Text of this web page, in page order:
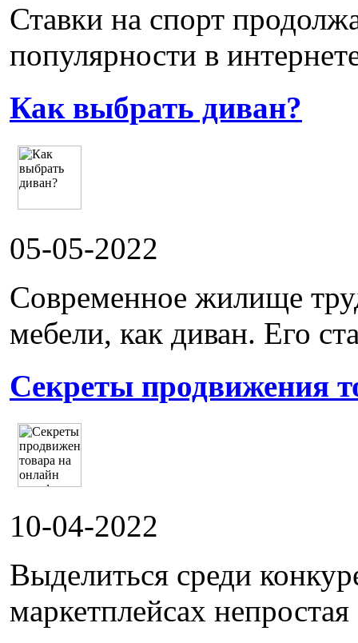
Ставки на спорт
популярности в
Как выбрать диван?
05-05-2022
Современное жилище
мебели, как диван. Его
Секреты продвижения
10-04-2022
Выделиться среди
маркетплейсах